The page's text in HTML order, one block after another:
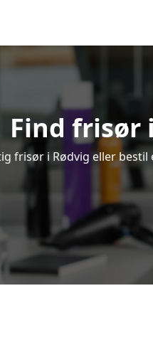
Find frisør
frisør i Rødvig eller